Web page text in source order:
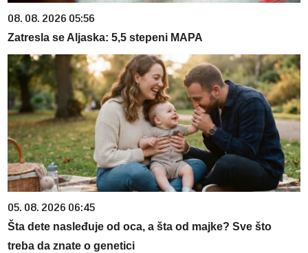
08. 08. 2026 05:56
Zatresla se Aljaska: 5,5 stepeni MAPA
05. 08. 2026 06:45
Šta dete nasleđuje od oca, a šta od majke? Sve što
treba da znate o genetici